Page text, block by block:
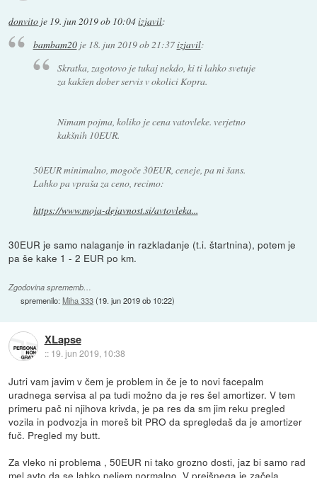
donvito je 19. jun 2019 ob 10:04izjavil:
bambam20je 18. jun 2019 ob 21:37izjavil:
Skratka, zagotovo je tukaj nekdo, ki ti lahko svetuje
za kakšen dober servis v okolici Kopra.
Nimam pojma, koliko je cena vatovleke. verjetno
kakšnih 10EUR.
50EUR minimalno, mogoče 30EUR, ceneje, pa ni šans.
Lahko pa vpraša za ceno, recimo:
https://www.moja-dejavnost.si/avtovleka...
30EUR je samo nalaganje in razkladanje (t.i. štartnina), potem je
pa še kake 1 - 2 EUR po km.
Zgodovina sprememb…
spremenilo:Miha 333(19. jun 2019 ob 10:22)
XLapse
:: 19. jun 2019, 10:38
Jutri vam javim v čem je problem in če je to novi facepalm
uradnega servisa al pa tudi možno da je res šel amortizer. V tem
primeru pač ni njihova krivda, je pa res da sm jim reku pregled
vozila in podvozja in moreš bit PRO da spregledaš da je amortizer
fuč. Pregled my butt.
Za vleko ni problema , 50EUR ni tako grozno dosti, jaz bi samo rad